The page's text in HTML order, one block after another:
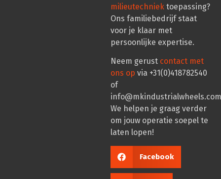
milieutechniek toepassing?
Ons familiebedrijf staat
voor je klaar met
persoonlijke expertise.
Neem gerust contact met
ons op via +31(0)418782540
of
We helpen je graag verder
om jouw operatie soepel te
laten lopen!
Facebook